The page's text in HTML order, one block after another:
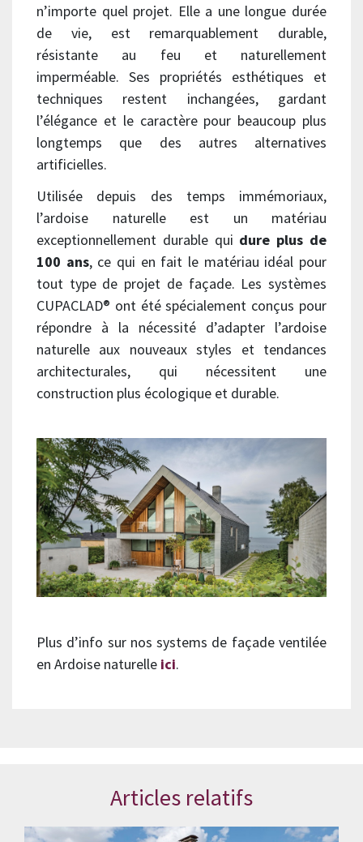
n’importe quel projet. Elle a une longue durée
de vie, est remarquablement durable,
résistante au feu et naturellement
imperméable. Ses propriétés esthétiques et
techniques restent inchangées, gardant
l’élégance et le caractère pour beaucoup plus
longtemps que des autres alternatives
artificielles.
Utilisée depuis des temps immémoriaux,
l’ardoise naturelle est un matériau
exceptionnellement durable qui dure plus de
100 ans, ce qui en fait le matériau idéal pour
tout type de projet de façade. Les systèmes
CUPACLAD® ont été spécialement conçus pour
répondre à la nécessité d’adapter l’ardoise
naturelle aux nouveaux styles et tendances
architecturales, qui nécessitent une
construction plus écologique et durable.
Plus d’info sur nos systems de façade ventilée
en Ardoise naturelle ici.
Articles relatifs